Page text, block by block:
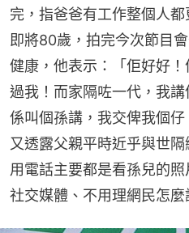
完，指爸爸有工作整個人
即將80歲，拍完今次節目
健康，他表示：「佢好好
過我！而家隔咗一代，我
係叫個孫講，我交俾我個
又透露父親平時近乎與世隔
用電話主要都是看孫兒的
社交媒體、不用理網民怎麼